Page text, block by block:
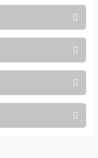
sorulmamış.